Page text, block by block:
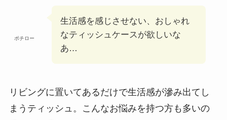
ポチロー
生活感を感じさせない、おしゃれ
なティッシュケースが欲しいな
あ…
リビングに置いてあるだけで生活感が滲み出てし
まうティッシュ。こんなお悩みを持つ方も多いの